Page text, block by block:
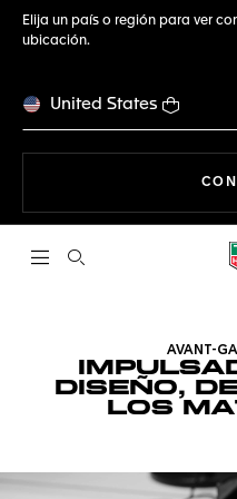
Elija un país o región para ver
ubicación.
United States
Abrir el menú de